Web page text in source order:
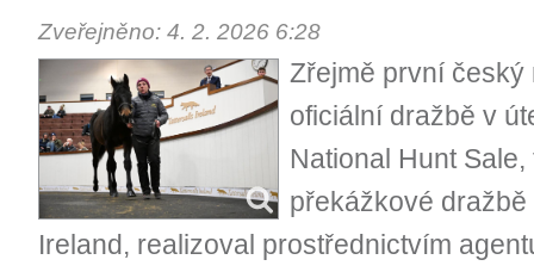
Zveřejněno: 4. 2. 2026 6:28
Zřejmě první
oficiální dražbě v
National Hunt
překážkové
Ireland, realizoval prostřednictvím